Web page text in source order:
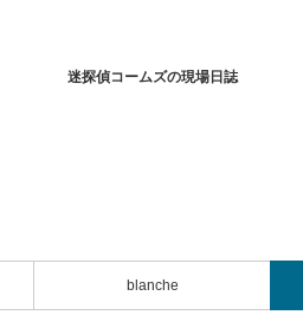
迷探偵コームズの現場日誌
blanche